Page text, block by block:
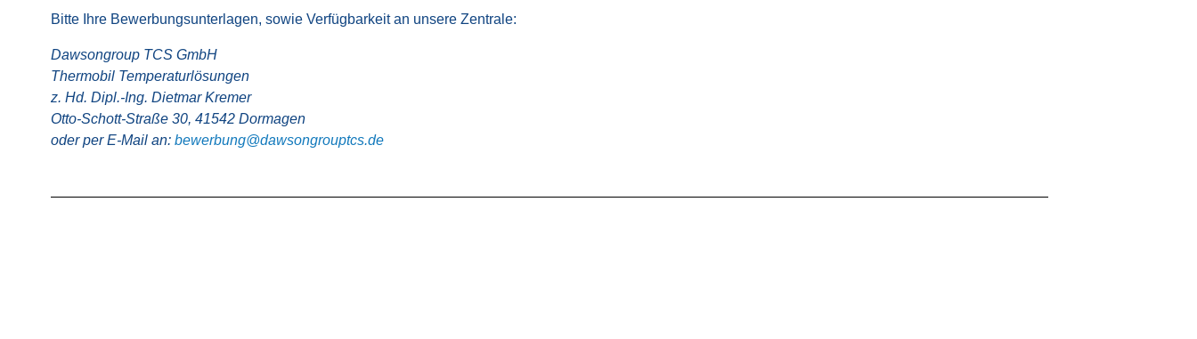
Bitte Ihre Bewerbungsunterlagen, sowie Verfügbarkeit an unsere Zentrale:
Dawsongroup TCS GmbH
Thermobil Temperaturlösungen
z. Hd. Dipl.-Ing. Dietmar Kremer
Otto-Schott-Straße 30, 41542 Dormagen
oder per E-Mail an: bewerbung@dawsongrouptcs.de